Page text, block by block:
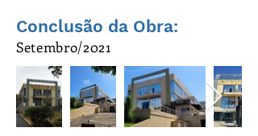
Conclusão da Obra:
Setembro/2021